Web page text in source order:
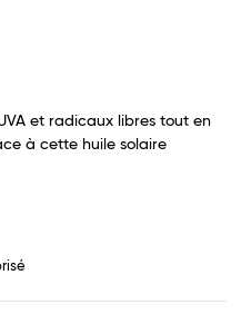
et radicaux libres tout en
à cette huile solaire